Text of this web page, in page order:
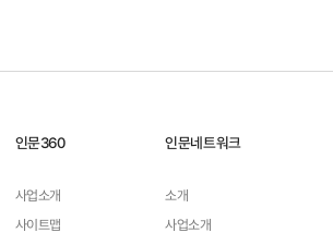
자세히 보기
인문360
사업소개
사이트맵
인문네트워크
소개
사업소개